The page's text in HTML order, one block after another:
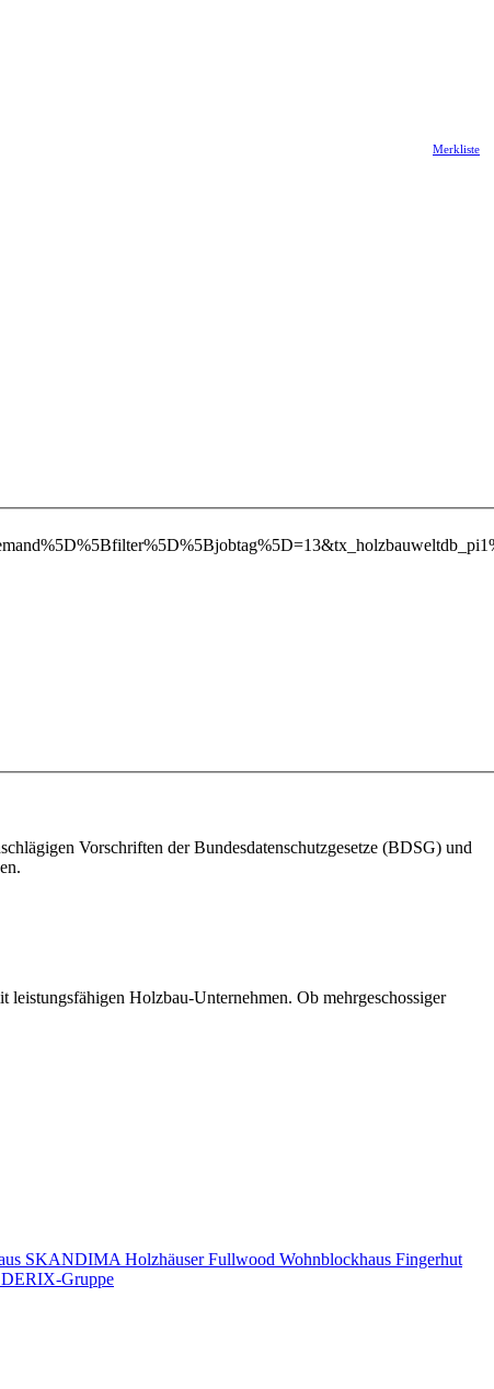
Merkliste
Vorschriften der Bundesdatenschutzgesetze (BDSG) und
Holzbau-Unternehmen. Ob mehrgeschossiger
SKANDIMA HolzhäuserFullwood Wohnblockhaus Fingerhut
DERIX-Gruppe